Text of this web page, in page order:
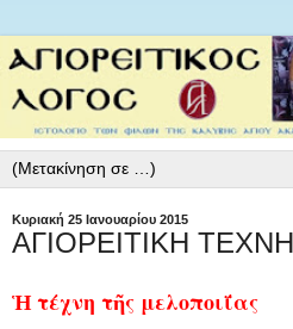
Κυριακή 25 Ιανουαρίου 2015
ΑΓΙΟΡΕΙΤΙΚΗ
Ἡ τέχνη τῆς μελοποιΐας